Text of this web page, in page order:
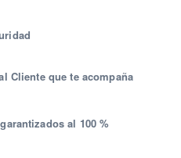
Cliente que te acompaña
al 100 %